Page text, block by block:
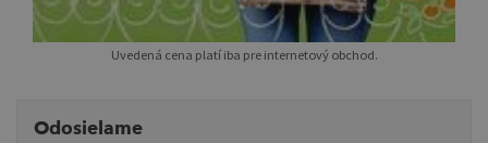
Uvedená cena platí iba pre internetový obchod.
Odosielame